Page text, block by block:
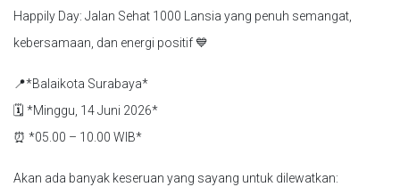
Happily Day: Jalan Sehat 1000 Lansia yang penuh semangat,
kebersamaan, dan energi positif 💙
📍*Balaikota Surabaya*
🗓 *Minggu, 14 Juni 2026*
⏰ *05.00 – 10.00 WIB*
Akan ada banyak keseruan yang sayang untuk dilewatkan: